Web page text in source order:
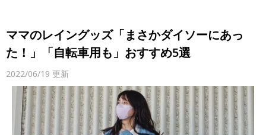
ママのレイングッズ「まさかダイソーにあっ
た！」「自転車用も」おすすめ5選
2022/06/19 更新